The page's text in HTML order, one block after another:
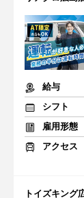
給与
シフト
雇用形態
アクセス
トイズキング